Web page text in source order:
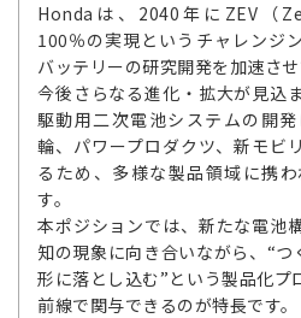
Hondaは、2040年にZEV（
100％の実現というチャレンジ
バッテリーの研究開発を加速させ
今後さらなる進化・拡大が見込
駆動用二次電池システムの開
輪、パワープロダクツ、新モビ
るため、多様な製品領域に携
す。
本ポジションでは、新たな電池
知の現象に向き合いながら、“つ
形に落とし込む”という製品化プ
前線で関与できるのが特長です。